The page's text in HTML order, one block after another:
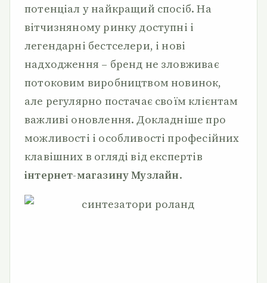
потенціал у найкращий спосіб. На
вітчизняному ринку доступні і
легендарні бестселери, і нові
надходження – бренд не зловживає
потоковим виробництвом новинок,
але регулярно постачає своїм клієнтам
важливі оновлення. Докладніше про
можливості і особливості професійних
клавішних в огляді від експертів
інтернет-магазину Музлайн.